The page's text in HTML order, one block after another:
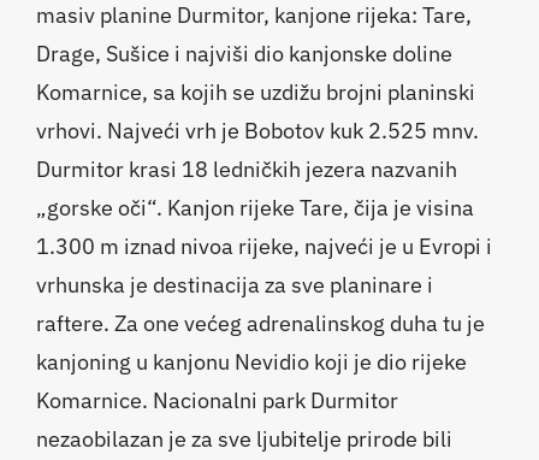
masiv planine Durmitor, kanjone rijeka: Tare,
Drage, Sušice i najviši dio kanjonske doline
Komarnice, sa kojih se uzdižu brojni planinski
vrhovi. Najveći vrh je Bobotov kuk 2.525 mnv.
Durmitor krasi 18 ledničkih jezera nazvanih
„gorske oči“. Kanjon rijeke Tare, čija je visina
1.300 m iznad nivoa rijeke, najveći je u Evropi i
vrhunska je destinacija za sve planinare i
raftere. Za one većeg adrenalinskog duha tu je
kanjoning u kanjonu Nevidio koji je dio rijeke
Komarnice. Nacionalni park Durmitor
nezaobilazan je za sve ljubitelje prirode bili